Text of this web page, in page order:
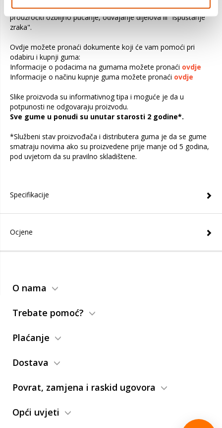
povećane potrošnje goriva i kvara gume. Također može
prouzročiti ozbiljno pucanje, odvajanje dijelova ili "ispuštanje
zraka".
Ovdje možete pronaći dokumente koji će vam pomoći pri
odabiru i kupnji guma:
Informacije o podacima na gumama možete pronaći ovdje
Informacije o načinu kupnje guma možete pronaći ovdje
Slike proizvoda su informativnog tipa i moguće je da u
potpunosti ne odgovaraju proizvodu.
Sve gume u ponudi su unutar starosti 2 godine*.
*Službeni stav proizvođača i distributera guma je da se gume
smatraju novima ako su proizvedene prije manje od 5 godina,
pod uvjetom da su pravilno skladištene.
Specifikacije
Ocjene
O nama
Trebate pomoć?
Plaćanje
Dostava
Povrat, zamjena i raskid ugovora
Opći uvjeti